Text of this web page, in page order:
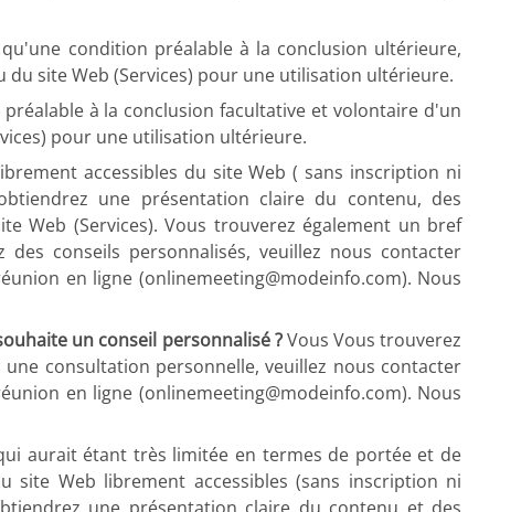
condition préalable à la conclusion ultérieure,
site Web (Services) pour une utilisation ultérieure.
à la conclusion facultative et volontaire d'un
pour une utilisation ultérieure.
accessibles du site Web ( sans inscription ni
une présentation claire du contenu, des
Web (Services). Vous trouverez également un bref
conseils personnalisés, veuillez nous contacter
en ligne (onlinemeeting@modeinfo.com). Nous
un conseil personnalisé ?Vous Vous trouverez
consultation personnelle, veuillez nous contacter
en ligne (onlinemeeting@modeinfo.com). Nous
aurait étant très limitée en termes de portée et de
Web librement accessibles (sans inscription ni